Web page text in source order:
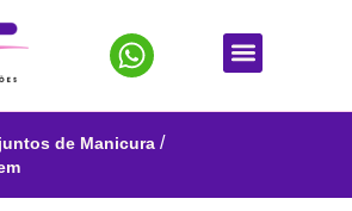
de Manicura /